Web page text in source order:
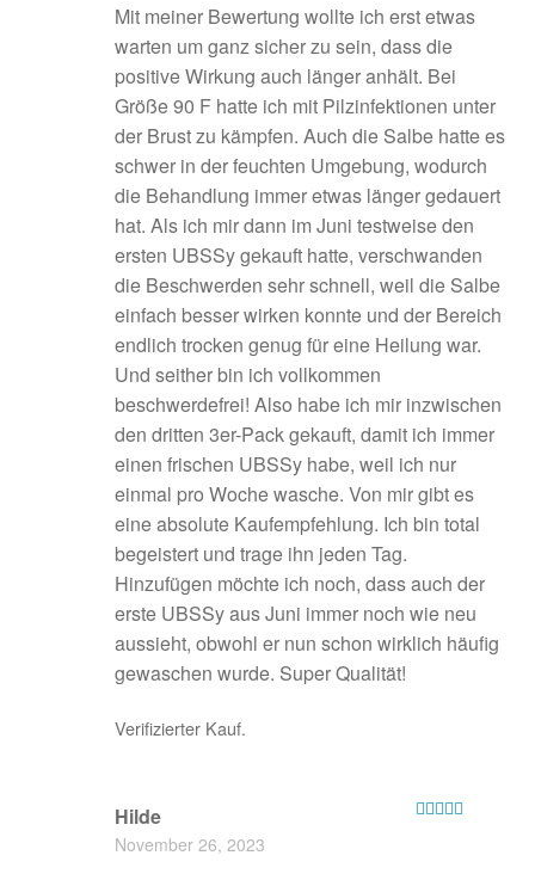
Mit meiner Bewertung wollte ich erst etwas
warten um ganz sicher zu sein, dass die
positive Wirkung auch länger anhält. Bei
Größe 90 F hatte ich mit Pilzinfektionen unter
der Brust zu kämpfen. Auch die Salbe hatte es
schwer in der feuchten Umgebung, wodurch
die Behandlung immer etwas länger gedauert
hat. Als ich mir dann im Juni testweise den
ersten UBSSy gekauft hatte, verschwanden
die Beschwerden sehr schnell, weil die Salbe
einfach besser wirken konnte und der Bereich
endlich trocken genug für eine Heilung war.
Und seither bin ich vollkommen
beschwerdefrei! Also habe ich mir inzwischen
den dritten 3er-Pack gekauft, damit ich immer
einen frischen UBSSy habe, weil ich nur
einmal pro Woche wasche. Von mir gibt es
eine absolute Kaufempfehlung. Ich bin total
begeistert und trage ihn jeden Tag.
Hinzufügen möchte ich noch, dass auch der
erste UBSSy aus Juni immer noch wie neu
aussieht, obwohl er nun schon wirklich häufig
gewaschen wurde. Super Qualität!
Verifizierter Kauf.
Hilde
November 26, 2023